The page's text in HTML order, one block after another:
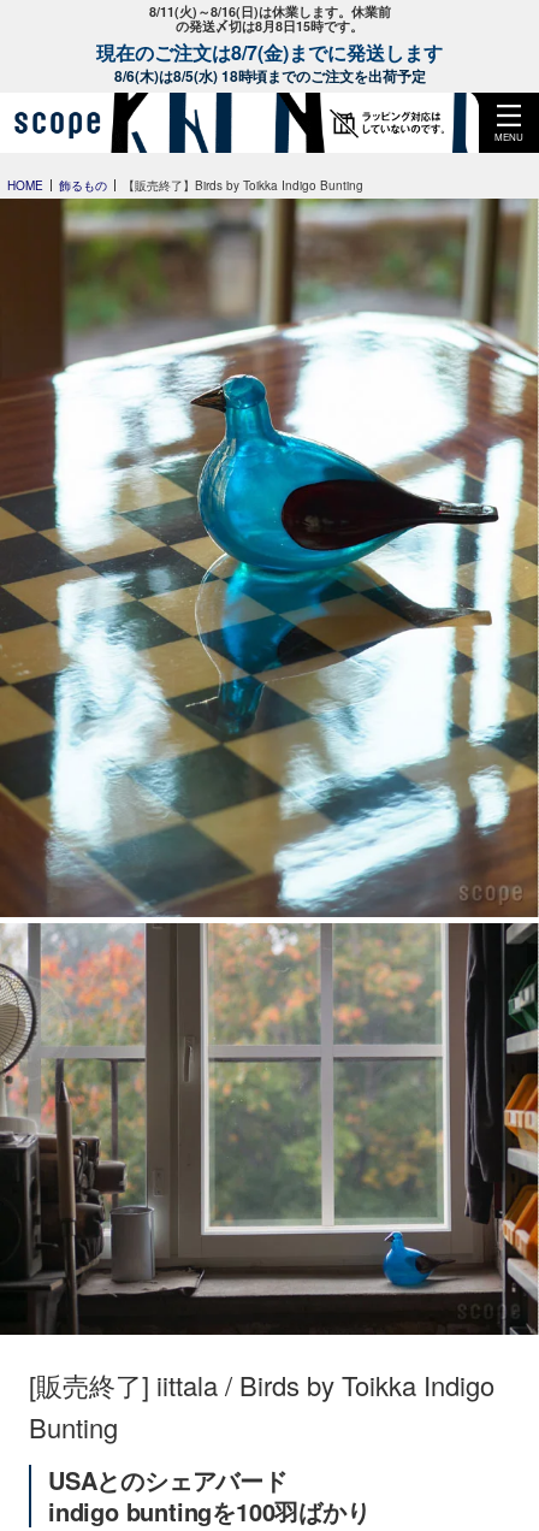
8/11(火)～8/16(日)は休業します。休業前
の発送〆切は8月8日15時です。
現在のご注文は8/7(金)までに発送します
8/6(木)は8/5(水) 18時頃までのご注文を出荷予定
MENU
HOME 飾るもの 【販売終了】Birds by Toikka Indigo Bunting
[販売終了] iittala / Birds by Toikka Indigo
Bunting
USAとのシェアバード
indigo buntingを100羽ばかり